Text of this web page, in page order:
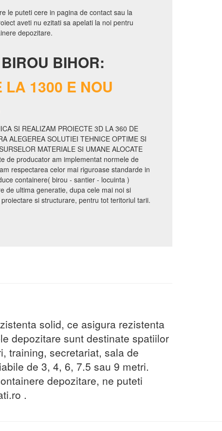
le puteti cere in pagina de contact sau la
aveti nu ezitati sa apelati la noi pentru
depozitare.
BIHOR:
LA 1300 E NOU
SI REALIZAM PROIECTE 3D LA 360 DE
ALEGEREA SOLUTIEI TEHNICE OPTIME SI
MATERIALE SI UMANE ALOCATE
de producator am implementat normele de
respectarea celor mai riguroase standarde in
containere( birou - santier - locuinta )
de ultima generatie, dupa cele mai noi si
si structurare, pentru tot teritoriul tarii.
solid, ce asigura rezistenta
depozitare sunt destinate spatiilor
training, secretariat, sala de
de 3, 4, 6, 7.5 sau 9 metri.
depozitare, ne puteti
.